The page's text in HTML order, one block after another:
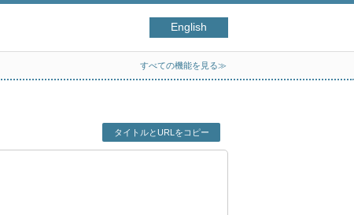
English
すべての機能を見る≫
タイトルとURLをコピー